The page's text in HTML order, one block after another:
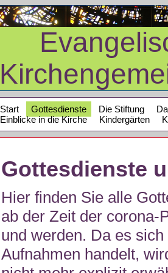
Start Gottesdienste Die Stiftung
Einblicke in die Kirche
Kindergärten
Gottesdienste
Hier finden Sie alle
ab der Zeit der corona-
und werden. Da es
Aufnahmen handelt,